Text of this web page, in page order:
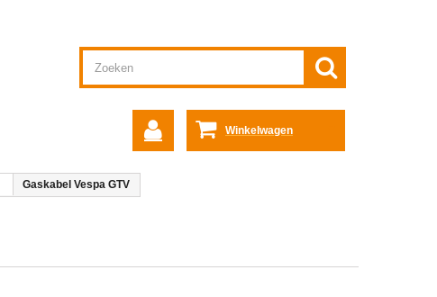
Winkelwagen
Gaskabel Vespa GTV